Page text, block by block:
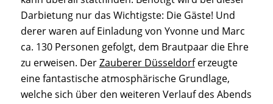
Darbietung nur das Wichtigste: Die Gäste! Und
derer waren auf Einladung von Yvonne und Marc
ca. 130 Personen gefolgt, dem Brautpaar die Ehre
zu erweisen. DerZauberer Düsseldorferzeugte
eine fantastische atmosphärische Grundlage,
welche sich über den weiteren Verlauf des Abends